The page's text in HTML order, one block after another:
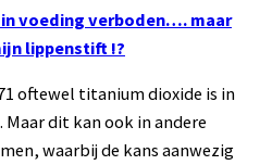
voeding verboden…. maar
lippenstift !?
oftewel titanium dioxide is in
dit kan ook in andere
waarbij de kans aanwezig